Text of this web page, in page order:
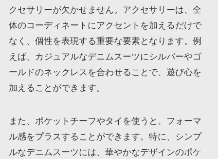
クセサリーが欠かせません。アクセサリーは、全
体のコーディネートにアクセントを加えるだけで
なく、個性を表現する重要な要素となります。例
えば、カジュアルなデニムスーツにシルバーやゴ
ールドのネックレスを合わせることで、遊び心を
加えることができます。
また、ポケットチーフやタイを使うと、フォーマ
ル感をプラスすることができます。特に、シンプ
ルなデニムスーツには、華やかなデザインのポケ